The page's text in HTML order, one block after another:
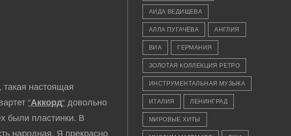
настоящая
“Аккорд“ довольно
были пластинки. В
народная. Я прекрасно
АИДА ВЕДИЩЕВА
АЛЛА ПУГАЧЁВА АНГЛИЯ
ВИА ГЕРМАНИЯ
ЗОЛОТАЯ КОЛЛЕКЦИЯ РЕТРО
ИНСТРУМЕНТАЛЬНАЯ МУЗЫКА
ИТАЛИЯ ЛЕНИНГРАД
МИРОВЫЕ ХИТЫ